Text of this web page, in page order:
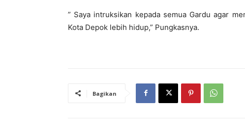
” Saya intruksikan kepada semua Gardu agar
Kota Depok lebih hidup,” Pungkasnya.
Bagikan